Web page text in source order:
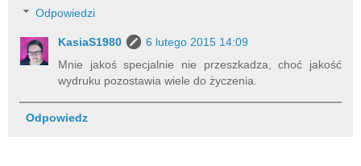
Odpowiedzi
KasiaS1980
6 lutego 2015 14:09
Mnie jakoś specjalnie nie przeszkadza, choć jakość
wydruku pozostawia wiele do życzenia.
Odpowiedz